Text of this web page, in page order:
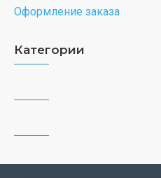
Оформление заказа
Категории